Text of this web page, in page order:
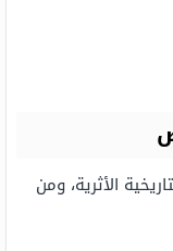
الأثرية، ومن